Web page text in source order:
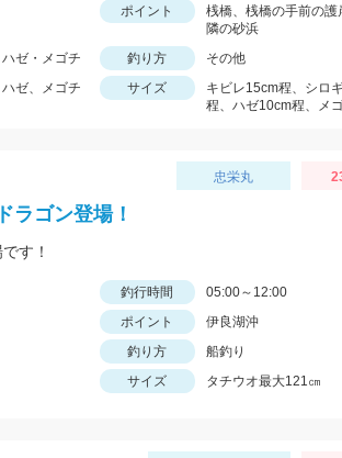
ポイント
桟橋、桟橋の手前の護
隣の砂浜
ゼ・メゴチ 釣り方
その他
ゼ、メゴチ サイズ
キビレ15cm程、シロ
程、ハゼ10cm程、メ
忠栄丸
ラゴン登場！
す！
釣行時間
05:00～12:00
ポイント
伊良湖沖
釣り方
船釣り
サイズ タチウオ最大121㎝